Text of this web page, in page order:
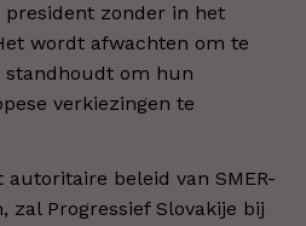
president zonder in het
wordt afwachten om te
om hun
verkiezingen te
beleid van SMER-
zal Progressief Slovakije bij